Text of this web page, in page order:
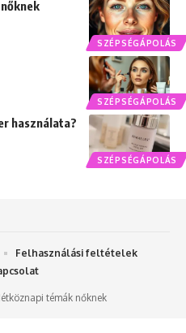
SZÉPSÉGÁPOLÁS
SZÉPSÉGÁPOLÁS
SZÉPSÉGÁPOLÁS
használata?
témák nőknek
Felhasználási feltételek